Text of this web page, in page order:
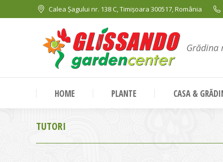
Calea Șagului nr. 138 C, Timișoara 300517, România
Grădina
HOME PLANTE CASA &
TUTORI